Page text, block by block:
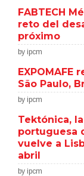
FABTECH
reto del
próximo
by ipcm
EXPOMAFE
São Paulo,
by ipcm
Tektónica,
portuguesa
vuelve a
abril
by ipcm